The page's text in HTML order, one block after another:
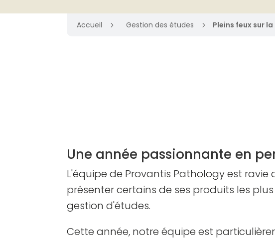
Accueil 5 Gestion des études 5 Pleins feux sur
Une année passionnante en
L'équipe de Provantis Pathology est
présenter certains de ses produits les
gestion d'études.
Cette année, notre équipe est